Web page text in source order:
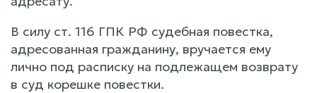
В силу ст. 116 ГПК РФ судебная повестка,
адресованная гражданину, вручается ему
лично под расписку на подлежащем возврату
в суд корешке повестки.